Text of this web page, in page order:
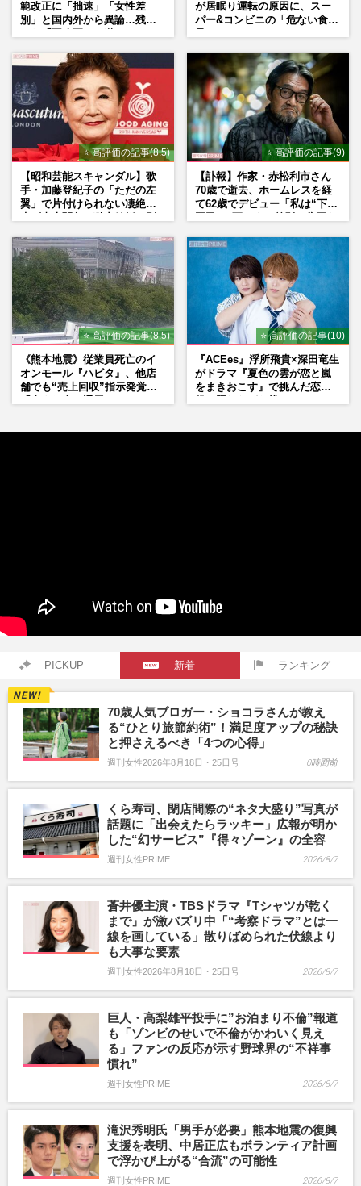
範改正に「拙速」「女性差
別」と国内外から異論…残さ
が居眠り運転の原因に、スー
パー&コンビニの「危ない食
⭐ 高評価の記事(8.5)
【昭和芸能スキャンダル】歌
手・加藤登紀子の「ただの左
翼」で片付けられない凄絶半
⭐ 高評価の記事(9)
【訃報】作家・赤松利市さん
70歳で逝去、ホームレスを経
て62歳でデビュー「私は“下級
⭐ 高評価の記事(8.5)
《熊本地震》従業員死亡のイ
オンモール『ハビタ』、他店
舗でも“売上回収”指示発覚で
⭐ 高評価の記事(10)
『ACEes』浮所飛貴×深田竜生
がドラマ『夏色の雲が恋と嵐
をまきおこす』で挑んだ恋人
PICKUP 新着 ランキング
70歳人気ブロガー・ショコラさんが教え
る“ひとり旅節約術”！満足度アップの秘訣
と押さえるべき「4つの心得」
週刊女性2026年8月18日・25日号 0時間前
くら寿司、閉店間際の“ネタ大盛り”写真が
話題に「出会えたらラッキー」広報が明か
した“幻サービス”『得々ゾーン』の全容
週刊女性PRIME 2026/8/7
蒼井優主演・TBSドラマ『Tシャツが乾く
まで』が激バズリ中「“考察ドラマ”とは一
線を画している」散りばめられた伏線より
も大事な要素
週刊女性2026年8月18日・25日号 2026/8/7
巨人・高梨雄平投手に”お泊まり不倫”報道
も「ゾンビのせいで不倫がかわいく見え
る」ファンの反応が示す野球界の“不祥事
慣れ”
週刊女性PRIME 2026/8/7
滝沢秀明氏「男手が必要」熊本地震の復興
支援を表明、中居正広もボランティア計画
で浮かび上がる“合流”の可能性
週刊女性PRIME 2026/8/7